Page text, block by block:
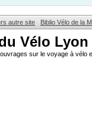
autre site Biblio Vélo de la
Vélo Lyon
sur le voyage à